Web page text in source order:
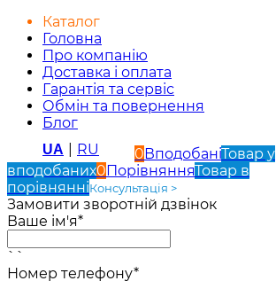
Каталог
Головна
Про компанію
Доставка і оплата
Гарантія та сервіс
Обмін та повернення
Блог
UA RU 0ВподобаніТовар у
вподобаних0ПорівнянняТовар в
порівнянніКонсультація >
Замовити зворотній дзвінок
Ваше ім'я*
``
Номер телефону*